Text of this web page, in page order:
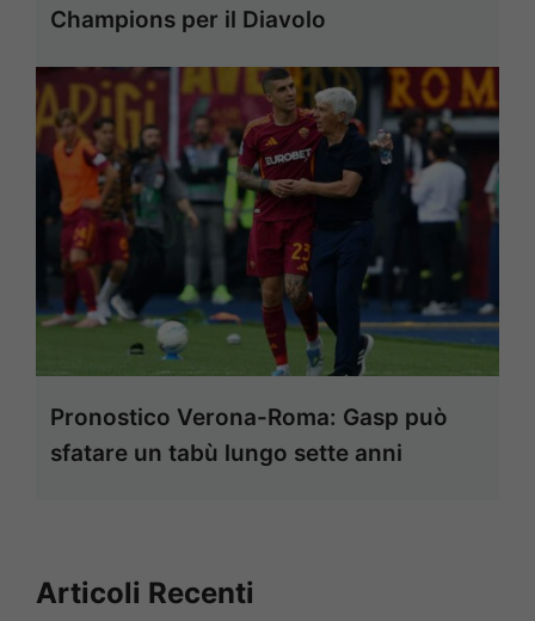
Champions per il Diavolo
Pronostico Verona-Roma: Gasp può
sfatare un tabù lungo sette anni
Articoli Recenti